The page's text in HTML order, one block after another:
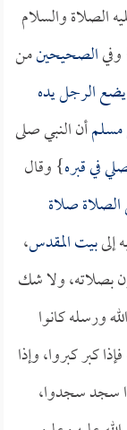
الصلاة والسلام
الصحيحينمن
الرجل يده
أن النبي صلى
في قبره} وقال
صلاة
إلىبيت المقدس،
بصلاته، ولا شك
ورسله كانوا
كبر كبروا، وإذا
سجد سجدوا،